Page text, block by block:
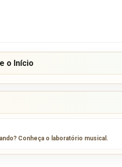
o Início
Conheça o laboratório musical.